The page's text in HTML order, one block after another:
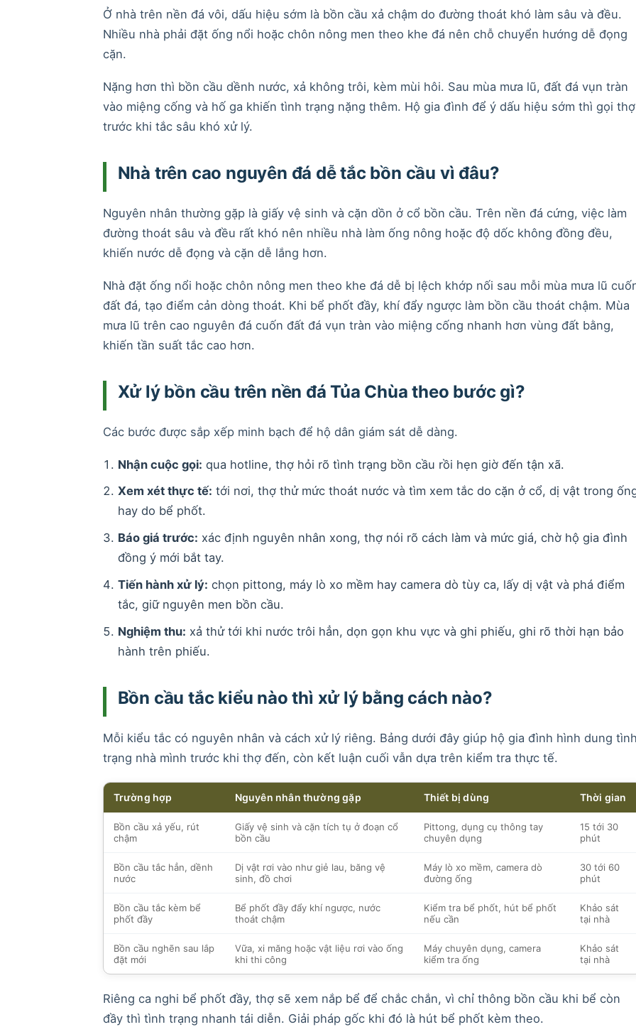
Ở nhà trên nền đá vôi, dấu hiệu sớm là bồn cầu xả chậm do đường thoát khó làm sâu và đều.
Nhiều nhà phải đặt ống nổi hoặc chôn nông men theo khe đá nên chỗ chuyển hướng dễ đọng
cặn.
Nặng hơn thì bồn cầu dềnh nước, xả không trôi, kèm mùi hôi. Sau mùa mưa lũ, đất đá vụn tràn
vào miệng cống và hố ga khiến tình trạng nặng thêm. Hộ gia đình để ý dấu hiệu sớm thì gọi thợ
trước khi tắc sâu khó xử lý.
Nhà trên cao nguyên đá dễ tắc bồn cầu vì đâu?
Nguyên nhân thường gặp là giấy vệ sinh và cặn dồn ở cổ bồn cầu. Trên nền đá cứng, việc làm
đường thoát sâu và đều rất khó nên nhiều nhà làm ống nông hoặc độ dốc không đồng đều,
khiến nước dễ đọng và cặn dễ lắng hơn.
Nhà đặt ống nổi hoặc chôn nông men theo khe đá dễ bị lệch khớp nối sau mỗi mùa mưa lũ
đất đá, tạo điểm cản dòng thoát. Khi bể phốt đầy, khí đẩy ngược làm bồn cầu thoát chậm. Mùa
mưa lũ trên cao nguyên đá cuốn đất đá vụn tràn vào miệng cống nhanh hơn vùng đất bằng,
khiến tần suất tắc cao hơn.
Xử lý bồn cầu trên nền đá Tủa Chùa theo bước gì?
Các bước được sắp xếp minh bạch để hộ dân giám sát dễ dàng.
Nhận cuộc gọi: qua hotline, thợ hỏi rõ tình trạng bồn cầu rồi hẹn giờ đến tận xã.
Xem xét thực tế: tới nơi, thợ thử mức thoát nước và tìm xem tắc do cặn ở cổ, dị vật trong
hay do bể phốt.
Báo giá trước: xác định nguyên nhân xong, thợ nói rõ cách làm và mức giá, chờ hộ gia đình
đồng ý mới bắt tay.
Tiến hành xử lý: chọn pittong, máy lò xo mềm hay camera dò tùy ca, lấy dị vật và phá điểm
tắc, giữ nguyên men bồn cầu.
Nghiệm thu: xả thử tới khi nước trôi hẳn, dọn gọn khu vực và ghi phiếu, ghi rõ thời hạn bảo
hành trên phiếu.
Bồn cầu tắc kiểu nào thì xử lý bằng cách nào?
Mỗi kiểu tắc có nguyên nhân và cách xử lý riêng. Bảng dưới đây giúp hộ gia đình hình dung
trạng nhà mình trước khi thợ đến, còn kết luận cuối vẫn dựa trên kiểm tra thực tế.
Trường hợp Nguyên nhân thường gặp Thiết bị dùng Thời gian
Bồn cầu xả yếu, rút
chậm
Giấy vệ sinh và cặn tích tụ ở đoạn cổ
bồn cầu
Pittong, dụng cụ thông tay
chuyên dụng
15 tới 30
phút
Bồn cầu tắc hẳn, dềnh
nước
Dị vật rơi vào như giẻ lau, băng vệ
sinh, đồ chơi
Máy lò xo mềm, camera dò
đường ống
30 tới 60
phút
Bồn cầu tắc kèm bể
phốt đầy
Bể phốt đầy đẩy khí ngược, nước
thoát chậm
Kiểm tra bể phốt, hút bể phốt
nếu cần
Khảo sát
tại nhà
Bồn cầu nghẽn sau lắp
đặt mới
Vữa, xi măng hoặc vật liệu rơi vào ống
khi thi công
Máy chuyên dụng, camera
kiểm tra ống
Khảo sát
tại nhà
Riêng ca nghi bể phốt đầy, thợ sẽ xem nắp bể để chắc chắn, vì chỉ thông bồn cầu khi bể còn
đầy thì tình trạng nhanh tái diễn. Giải pháp gốc khi đó là hút bể phốt kèm theo.